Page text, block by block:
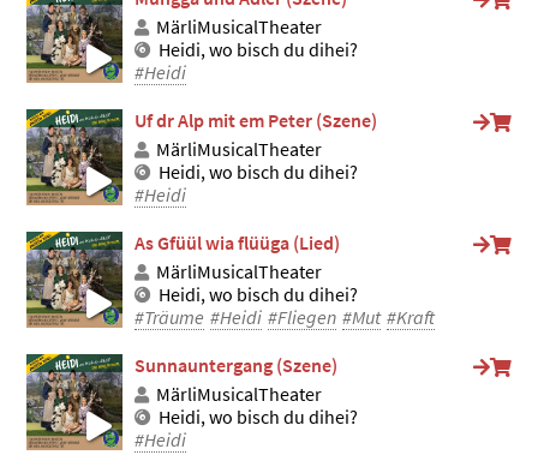
MärliMusicalTheater
Heidi, wo bisch du dihei?
#Heidi
Uf dr Alp mit em Peter (Szene)
MärliMusicalTheater
Heidi, wo bisch du dihei?
#Heidi
As Gfüül wia flüüga (Lied)
MärliMusicalTheater
Heidi, wo bisch du dihei?
#Träume #Heidi #Fliegen #Mut #Kraft
Sunnauntergang (Szene)
MärliMusicalTheater
Heidi, wo bisch du dihei?
#Heidi